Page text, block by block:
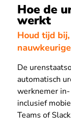
Hoe de
werkt
Houd tijd
De
automatisch
werknemer
inclusief
Teams of